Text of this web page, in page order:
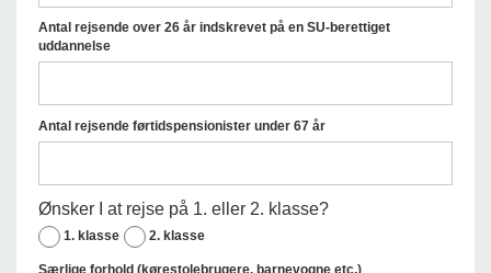
Antal rejsende over 26 år indskrevet på en SU-berettiget
uddannelse
Antal rejsende førtidspensionister under 67 år
Ønsker I at rejse på 1. eller 2. klasse?
1. klasse 2. klasse
Særlige forhold (kørestolebrugere, barnevogne etc.)